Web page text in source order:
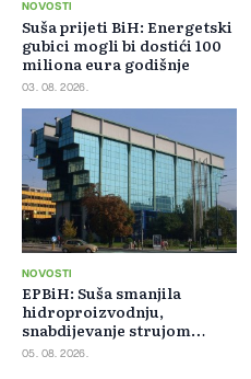
NOVOSTI
Suša prijeti BiH: Energetski
gubici mogli bi dostići 100
miliona eura godišnje
03. 08. 2026.
NOVOSTI
EPBiH: Suša smanjila
hidroproizvodnju,
snabdijevanje strujom
ostaje stabilno
05. 08. 2026.